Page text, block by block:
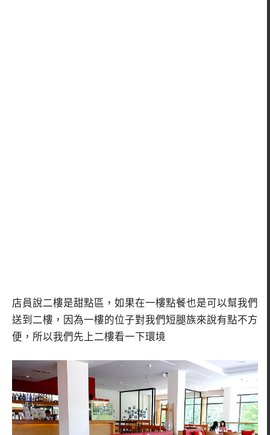
店員說二樓是甜點區，如果在一樓點餐也是可以幫我們
送到二樓，因為一樓的位子對我們短腿族來說有點不方
便，所以我們先上二樓看一下環境